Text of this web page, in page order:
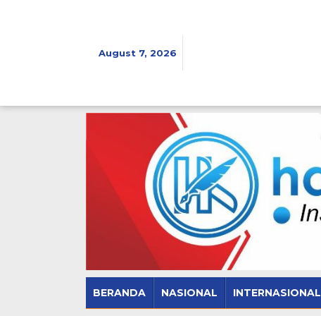
August 7, 2026
BERANDA NASIONAL INTERNASIONAL